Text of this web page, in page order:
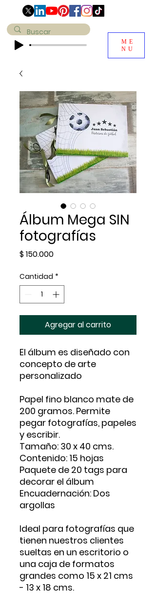
ME
NU
Álbum Mega SIN
fotografías
$ 150.000Precio
Cantidad *
Agregar al carrito
El álbum es diseñado con
concepto de arte
personalizado
Papel fino blanco mate de
200 gramos. Permite
pegar fotografías, papeles
y escribir.
Tamaño: 30 x 40 cms.
Contenido: 15 hojas
Paquete de 20 tags para
decorar el álbum
Encuadernación: Dos
argollas
Ideal para fotografías que
tienen nuestros clientes
sueltas en un escritorio o
una caja de formatos
grandes como 15 x 21 cms
- 13 x 18 cms.